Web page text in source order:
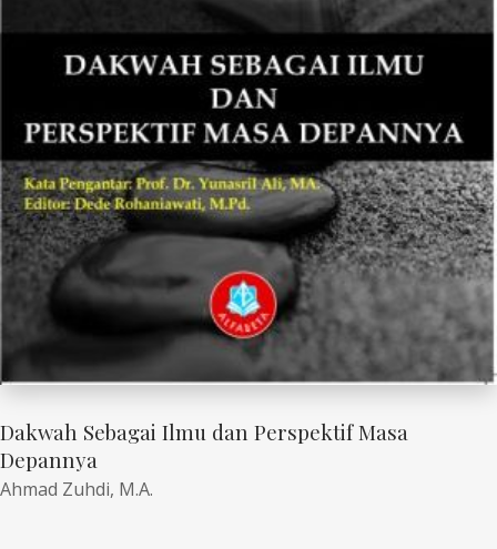
Dakwah Sebagai Ilmu dan Perspektif Masa
Depannya
Ahmad Zuhdi, M.A.